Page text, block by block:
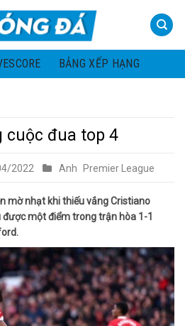
BẢNG XẾP HẠNG
cuộc đua top 4
2022 Anh Premier League
mờ nhạt khi thiếu vắng Cristiano
một điểm trong trận hòa 1-1